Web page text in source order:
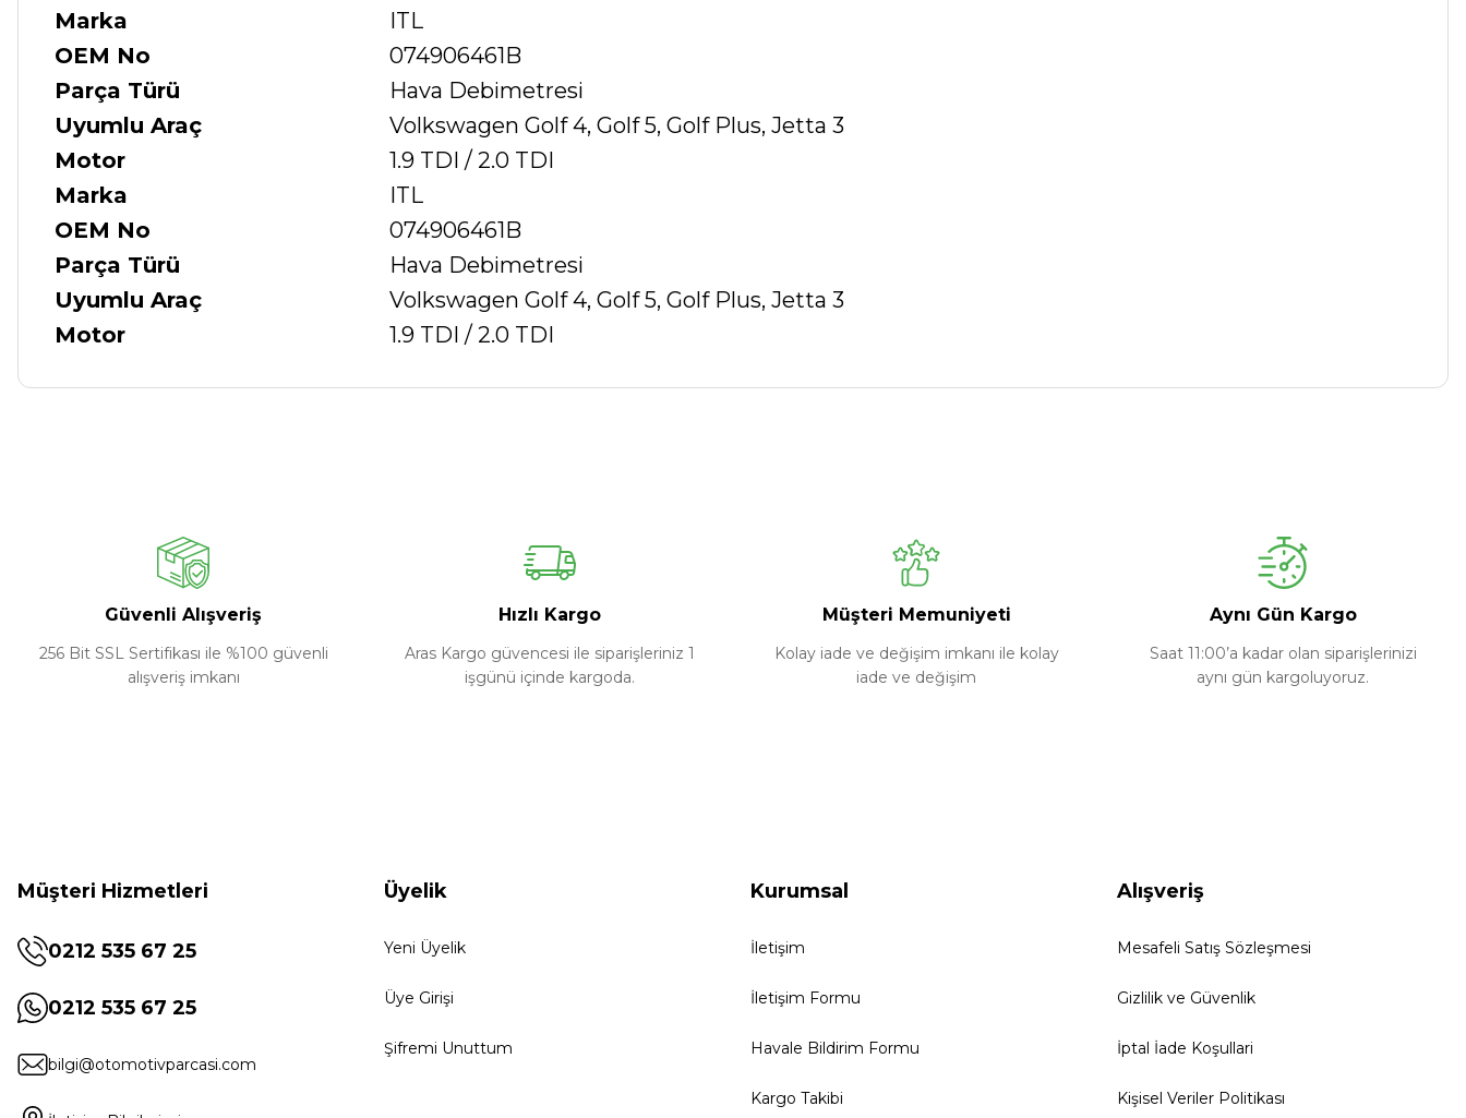
Marka
ITL
OEM No
074906461B
Parça Türü
Hava Debimetresi
Uyumlu Araç
Volkswagen Golf 4, Golf 5, Golf Plus, Jetta 3
Motor
1.9 TDI / 2.0 TDI
Marka
ITL
OEM No
074906461B
Parça Türü
Hava Debimetresi
Uyumlu Araç
Volkswagen Golf 4, Golf 5, Golf Plus, Jetta 3
Motor
1.9 TDI / 2.0 TDI
Güvenli Alışveriş
256 Bit SSL Sertifikası ile %100 güvenli
alışveriş imkanı
Hızlı Kargo
Aras Kargo güvencesi ile siparişleriniz 1
işgünü içinde kargoda.
Müşteri Memuniyeti
Kolay iade ve değişim imkanı ile kolay
iade ve değişim
Aynı Gün Kargo
Saat 11:00’a kadar olan siparişlerinizi
aynı gün kargoluyoruz.
Müşteri Hizmetleri
0212 535 67 25
0212 535 67 25
bilgi@otomotivparcasi.com
Üyelik
Yeni Üyelik
Üye Girişi
Şifremi Unuttum
Kurumsal
İletişim
İletişim Formu
Havale Bildirim Formu
Kargo Takibi
Alışveriş
Mesafeli Satış Sözleşmesi
Gizlilik ve Güvenlik
İptal İade Koşullari
Kişisel Veriler Politikası